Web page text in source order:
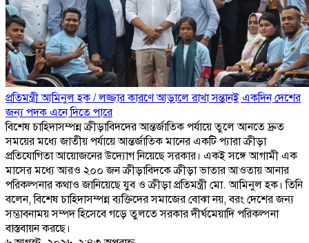
প্রতিমন্ত্রী আমিনুল হক/ লজ্জার কারণে আড়ালে রাখা সন্তানই একদিন দেশের
জন্য পদক এনে দিতে পারে
বিশেষ চাহিদাসম্পন্ন ক্রীড়াবিদদের আন্তর্জাতিক পর্যায়ে তুলে আনতে দ্রুত
সময়ের মধ্যে জাতীয় পর্যায়ে আন্তর্জাতিক মানের একটি প্যারা ক্রীড়া
প্রতিযোগিতা আয়োজনের উদ্যোগ নিয়েছে সরকার। একই সঙ্গে আগামী এক
মাসের মধ্যে আরও ২০০ জন ক্রীড়াবিদকে ক্রীড়া ভাতার আওতায় আনার
পরিকল্পনার কথাও জানিয়েছে যুব ও ক্রীড়া প্রতিমন্ত্রী মো. আমিনুল হক। তিনি
বলেন, বিশেষ চাহিদাসম্পন্ন ব্যক্তিদের সমাজের বোঝা নয়, বরং দেশের জন্য
সম্ভাবনাময় সম্পদ হিসেবে গড়ে তুলতে সরকার দীর্ঘমেয়াদি পরিকল্পনা
বাস্তবায়ন করছে।